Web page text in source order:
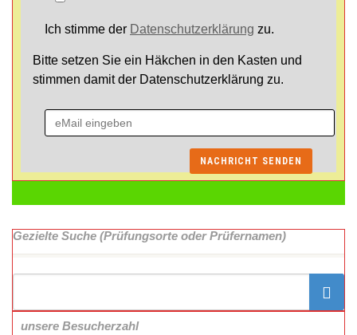
Ich stimme der Datenschutzerklärung zu.
Bitte setzen Sie ein Häkchen in den Kasten und
stimmen damit der Datenschutzerklärung zu.
Gezielte Suche (Prüfungsorte oder Prüfernamen)
unsere Besucherzahl